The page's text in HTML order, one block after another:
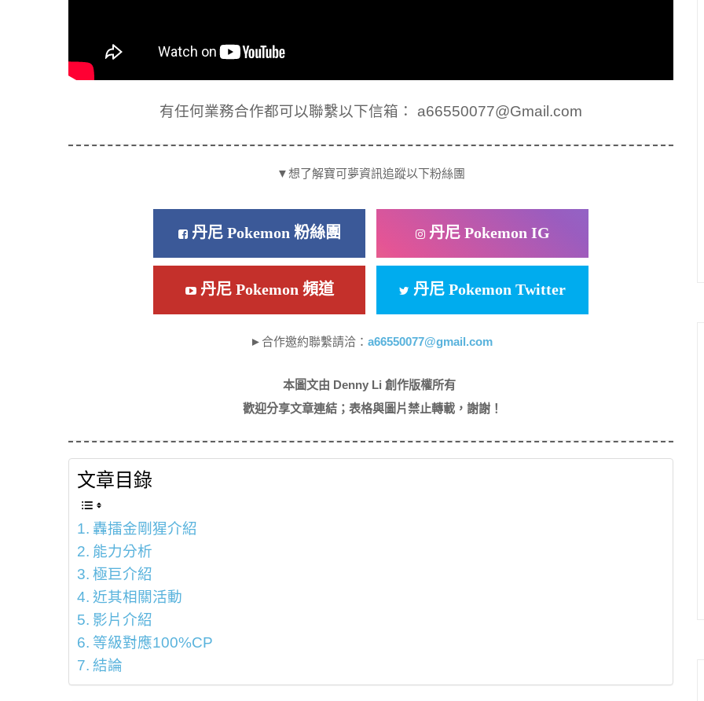
有任何業務合作都可以聯繫以下信箱： a66550077@Gmail.com
▼想了解寶可夢資訊追蹤以下粉絲團
丹尼 Pokemon 粉絲團 丹尼 Pokemon IG
丹尼 Pokemon 頻道 丹尼 Pokemon Twitter
►合作邀約聯繫請洽： a66550077@gmail.com
本圖文由 Denny Li 創作版權所有
歡迎分享文章連結；表格與圖片禁止轉載，謝謝！
文章目錄
轟擂金剛猩介紹
能力分析
極巨介紹
近其相關活動
影片介紹
等級對應100%CP
結論